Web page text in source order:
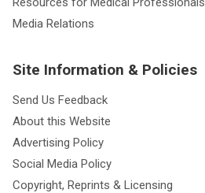
Media Relations
Site Information & Policies
Send Us Feedback
About this Website
Advertising Policy
Social Media Policy
Copyright, Reprints & Licensing